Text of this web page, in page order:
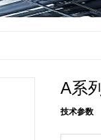
A系列
技术参数